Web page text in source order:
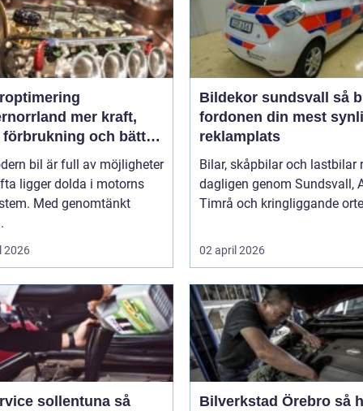
mer kraft,
förbrukning och bättre
bil är full av möjligheter
ligger dolda i motorns
Med genomtänkt
2026
Bildekor sundsvall så blir
fordonen din mest
reklamplats
Bilar, skåpbilar och lastbilar
dagligen genom Sundsvall,
Timrå och kringliggande
02 april 2026
sollentuna så
Bilverkstad Örebro så hittar